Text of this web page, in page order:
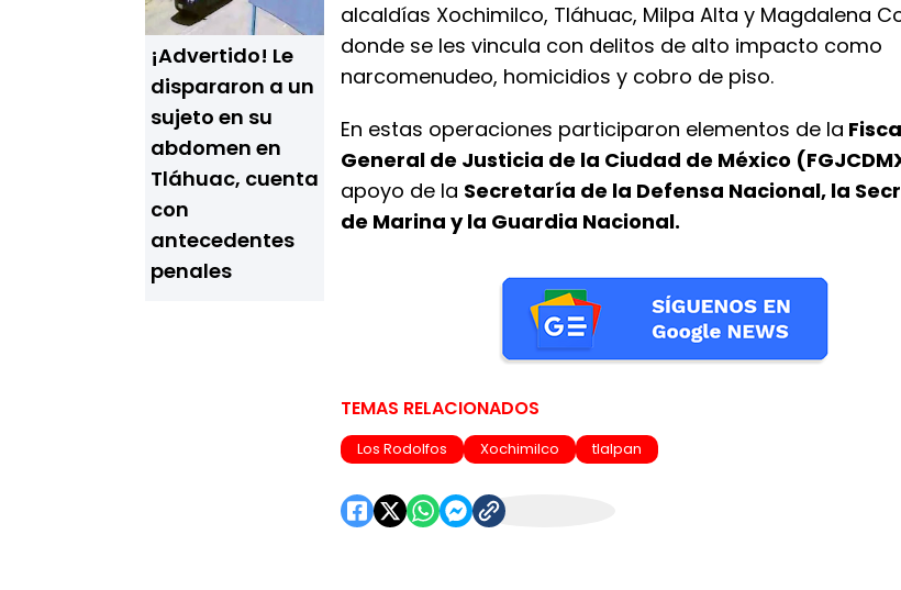
¡Advertido! Le
dispararon a un
sujeto en su
abdomen en
Tláhuac, cuenta
con
antecedentes
penales
alcaldías Xochimilco, Tláhuac, Milpa Alta y Magdalena
donde se les vincula con delitos de alto impacto como
narcomenudeo, homicidios y cobro de piso.
En estas operaciones participaron elementos de la
General de Justicia de la Ciudad de México
apoyo de la Secretaría de la Defensa Nacional, la
de Marina y la Guardia Nacional.
TEMAS RELACIONADOS
Los Rodolfos Xochimilco tlalpan